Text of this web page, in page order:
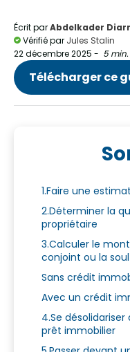
Écrit parAbdelkader
Vérifié par Jules Stalin
22 décembre 2025 - 5
Télécharger ce
1.Faire une
2.Déterminer la
propriétaire
3.Calculer le
conjoint ou la
Sans crédit
Avec un crédit
4.Se
prêt immobilier